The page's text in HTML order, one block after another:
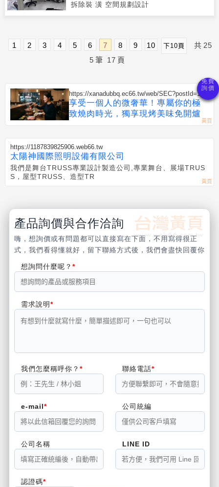
拆除裝 潢 空間規劃設計
1 2 3 4 5 6 7 8 9 10 下10頁 共 25
5 筆 17 頁
https://xanadubbq.ec66.tw/web/SEC?postId=135
4521
享受一個人的微奢華！專屬你的極
致燒肉時光，獨享現烤美味免開爐
https://1187839825906.web66.tw
太陽神國際照明設備有限公司
我們是舞台TRUSS專業設計製造公司,專業舞台、展場TRUS
S，屋型TRUSS、造型TR
產品詢價與合作洽詢
嗨，想詢價或有問題都可以直接寫在下面，不用寫得很正
式，我們看得懂就好，留下聯絡方式後，我們會盡快回覆你
想詢問什麼呢？
需求說明
我們怎麼稱呼你？ 聯絡電話
e-mail 公司統編
公司名稱 LINE ID
認證碼